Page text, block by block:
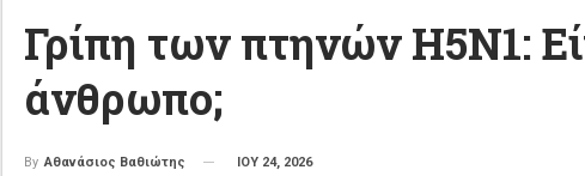
Γρίπη των πτηνών H5N1:
άνθρωπο;
By Αθανάσιος Βαθιώτης ΙΟΥ 24, 2026